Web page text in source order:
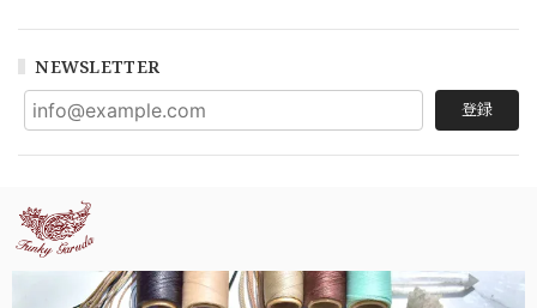
NEWSLETTER
登録